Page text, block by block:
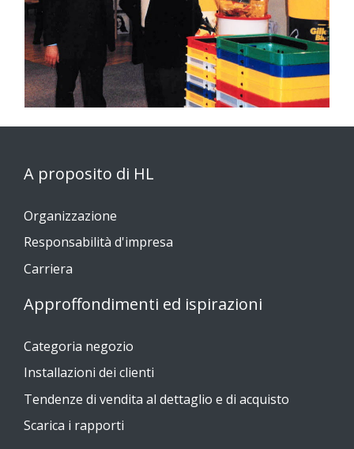
A proposito di HL
Organizzazione
Responsabilità d'impresa
Carriera
Approffondimenti ed ispirazioni
Categoria negozio
Installazioni dei clienti
Tendenze di vendita al dettaglio e di acquisto
Scarica i rapporti